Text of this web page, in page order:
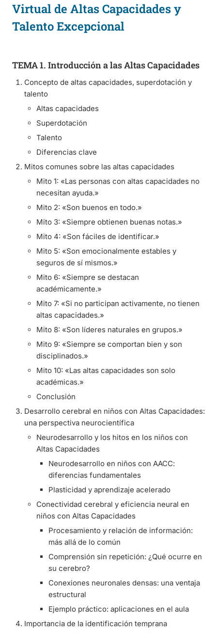
Virtual de Altas Capacidades y
Talento Excepcional
TEMA 1. Introducción a las Altas Capacidades
Concepto de altas capacidades, superdotación y
talento
Altas capacidades
Superdotación
Talento
Diferencias clave
Mitos comunes sobre las altas capacidades
Mito 1: «Las personas con altas capacidades no
necesitan ayuda.»
Mito 2: «Son buenos en todo.»
Mito 3: «Siempre obtienen buenas notas.»
Mito 4: «Son fáciles de identificar.»
Mito 5: «Son emocionalmente estables y
seguros de sí mismos.»
Mito 6: «Siempre se destacan
académicamente.»
Mito 7: «Si no participan activamente, no tienen
altas capacidades.»
Mito 8: «Son líderes naturales en grupos.»
Mito 9: «Siempre se comportan bien y son
disciplinados.»
Mito 10: «Las altas capacidades son solo
académicas.»
Conclusión
Desarrollo cerebral en niños con Altas Capacidades:
una perspectiva neurocientífica
Neurodesarrollo y los hitos en los niños con
Altas Capacidades
Neurodesarrollo en niños con AACC:
diferencias fundamentales
Plasticidad y aprendizaje acelerado
Conectividad cerebral y eficiencia neural en
niños con Altas Capacidades
Procesamiento y relación de información:
más allá de lo común
Comprensión sin repetición: ¿Qué ocurre en
su cerebro?
Conexiones neuronales densas: una ventaja
estructural
Ejemplo práctico: aplicaciones en el aula
Importancia de la identificación temprana